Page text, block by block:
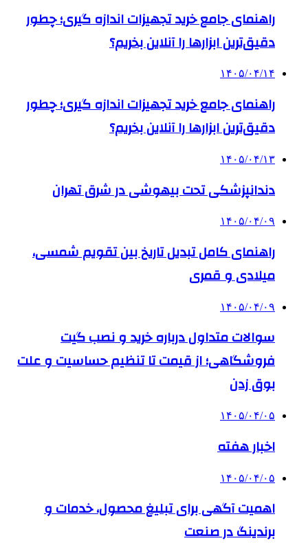
راهنمای جامع خرید تجهیزات اندازه گیری؛ چطور
دقیق‌ترین ابزارها را آنلاین بخریم؟
۱۴۰۵/۰۴/۱۴
راهنمای جامع خرید تجهیزات اندازه گیری؛ چطور
دقیق‌ترین ابزارها را آنلاین بخریم؟
۱۴۰۵/۰۴/۱۳
دندانپزشکی تحت بیهوشی در شرق تهران
۱۴۰۵/۰۴/۰۹
راهنمای کامل تبدیل تاریخ بین تقویم شمسی،
میلادی و قمری
۱۴۰۵/۰۴/۰۹
سوالات متداول درباره خرید و نصب گیت
فروشگاهی؛ از قیمت تا تنظیم حساسیت و علت
بوق زدن
۱۴۰۵/۰۴/۰۵
اخبار هفته
۱۴۰۵/۰۴/۰۵
اهمیت آگهی برای تبلیغ محصول، خدمات و
برندینگ در صنعت